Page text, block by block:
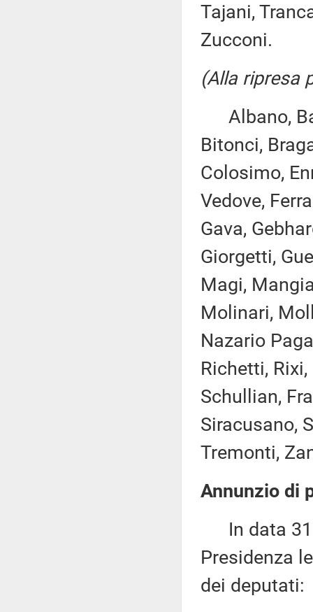
Tajani,
Zucconi.
(Alla ripresa
Albano,
Bitonci,
Colosimo,
Vedove,
Gava,
Giorgetti,
Magi,
Molinari,
Nazario
Richetti,
Schullian,
Siracusano,
Tremonti,
Annunzio di
In data 31
Presidenza
dei deputati: